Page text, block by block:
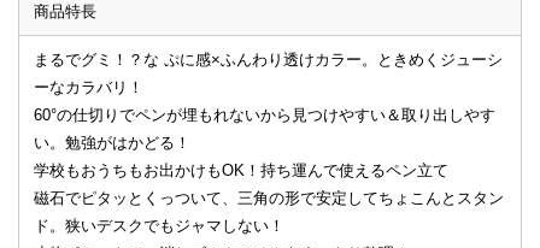
商品特長
まるでグミ！？な ぷに感×ふんわり透けカラー。ときめくジューシ
ーなカラバリ！
60°の仕切りでペンが埋もれないから見つけやすい＆取り出しやす
い。勉強がはかどる！
学校もおうちもお出かけもOK！持ち運んで使えるペン立て
磁石でピタッとくっついて、三角の形で安定してちょこんとスタン
ド。狭いデスクでもジャマしない！